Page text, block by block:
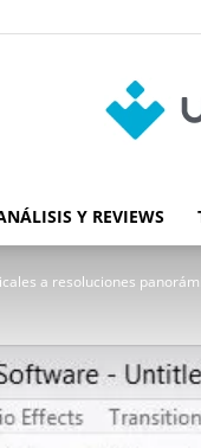
Y REVIEWS
a resoluciones